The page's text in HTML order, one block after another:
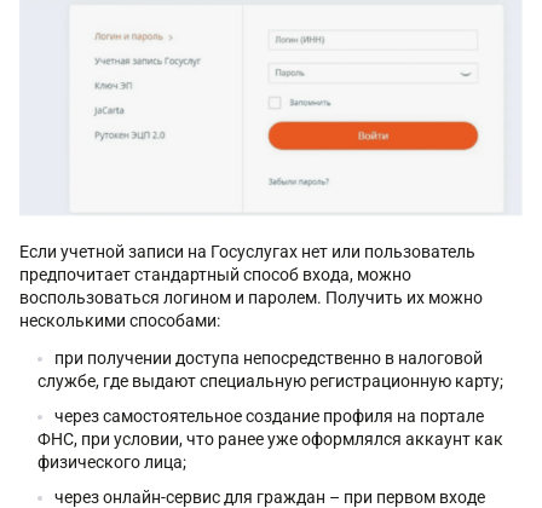
Если учетной записи на Госуслугах нет или пользователь
предпочитает стандартный способ входа, можно
воспользоваться логином и паролем. Получить их можно
несколькими способами:
при получении доступа непосредственно в налоговой
службе, где выдают специальную регистрационную карту;
через самостоятельное создание профиля на портале
ФНС, при условии, что ранее уже оформлялся аккаунт как
физического лица;
через онлайн-сервис для граждан – при первом входе